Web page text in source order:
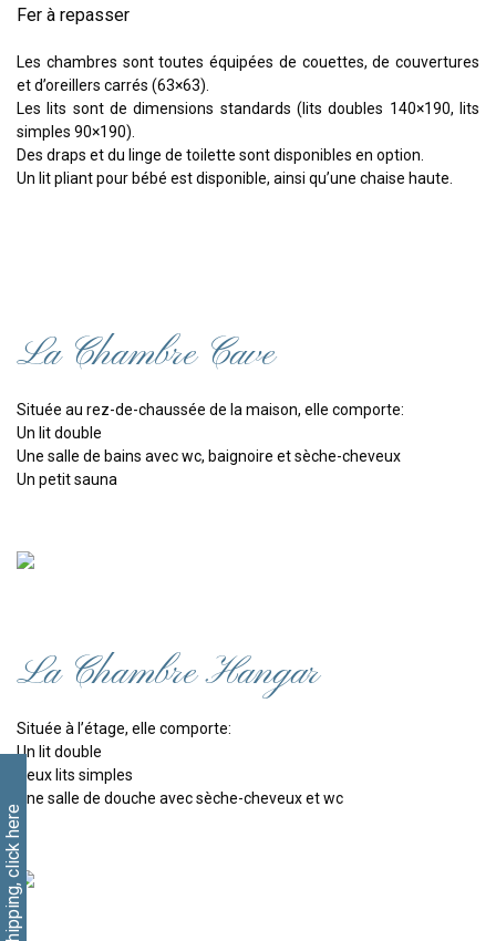
Free shipping, click here
Fer à repasser
Les chambres sont toutes équipées de couettes, de couvertures
et d’oreillers carrés (63×63).
Les lits sont de dimensions standards (lits doubles 140×190, lits
simples 90×190).
Des draps et du linge de toilette sont disponibles en option.
Un lit pliant pour bébé est disponible, ainsi qu’une chaise haute.
La Chambre Cave
Située au rez-de-chaussée de la maison, elle comporte:
Un lit double
Une salle de bains avec wc, baignoire et sèche-cheveux
Un petit sauna
La Chambre Hangar
Située à l’étage, elle comporte:
Un lit double
Deux lits simples
Une salle de douche avec sèche-cheveux et wc